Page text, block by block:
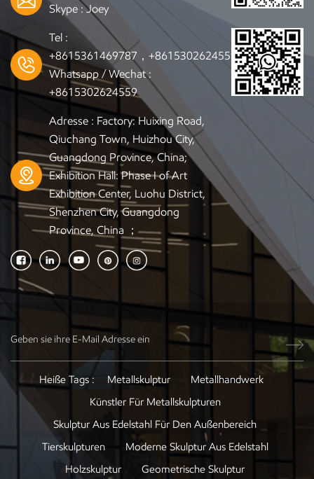
Skype :Joey
Tel :
+8615361469787，+8615302624559
Whatsapp / Wechat :
+8615302624559
Adresse : Factory: Huixing Road,
Qiuchang Town, Huizhou City,
Guangdong Province, China;
Exhibition Hall: Phase I of Art
Exhibition Center, Luohu District,
Shenzhen City, Guangdong
Province, China ；
Heiße Tags : Metallskulptur
Metallhandwerk
Künstler Für Metallskulpturen
Skulptur Aus Edelstahl Für Den Außenbereich
Tierskulpturen
Moderne Skulptur Aus Edelstahl
Holzskulptur
Geometrische Skulptur